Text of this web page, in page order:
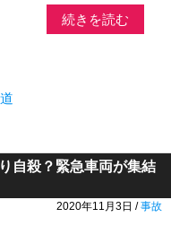
続きを読む
自殺？緊急車両が集結
2020年11月3日 /事故